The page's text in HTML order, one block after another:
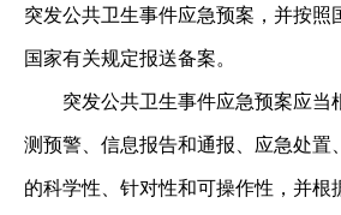
突发公共卫生事件应急预案，并按
国家有关规定报送备案。
突发公共卫生事件应急预案应当根
测预警、信息报告和通报、应急处
的科学性、针对性和可操作性，并